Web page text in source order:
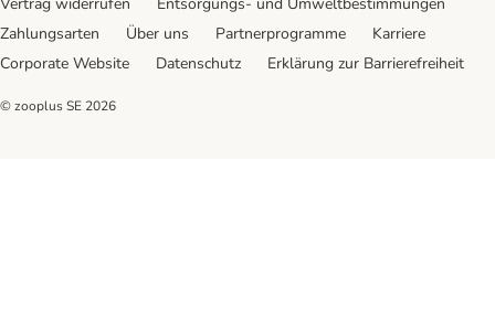
Vertrag widerrufen
Entsorgungs- und Umweltbestimmungen
Zahlungsarten
Über uns Partnerprogramme
Karriere
Corporate Website
Datenschutz Erklärung zur Barrierefreiheit
© zooplus SE 2026